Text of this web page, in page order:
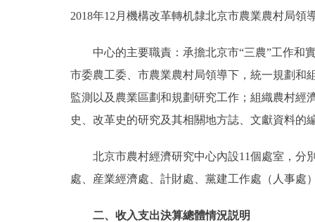
2018年12月機構改革轉机隸北京市農業農村局領
中心的主要職責：承擔北京市“三農”工作和
市委農工委、市農業農村局領導下，統一規劃和
監測以及農業區劃和規劃研究工作；組織農村經
史、改革史的研究及其相關地方誌、文獻資料
北京市農村經濟研究中心內設11個處室，分
處、産業經濟處、計財處、黨建工作處（人事處
二、收入支出決算總體情況説明